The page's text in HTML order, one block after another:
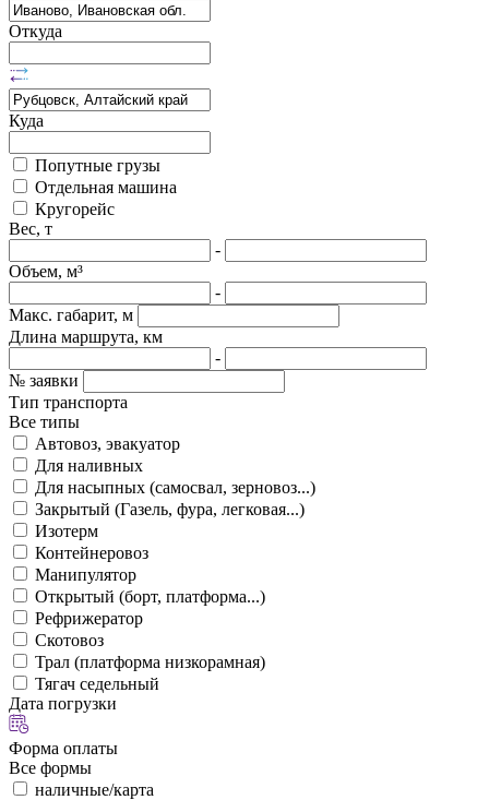
Откуда
Куда
Попутные грузы
Отдельная машина
Кругорейс
Вес, т
-
Объем, м³
-
Макс. габарит, м
Длина маршрута, км
-
№ заявки
Тип транспорта
Все типы
Автовоз, эвакуатор
Для наливных
Для насыпных (самосвал, зерновоз...)
Закрытый (Газель, фура, легковая...)
Изотерм
Контейнеровоз
Манипулятор
Открытый (борт, платформа...)
Рефрижератор
Скотовоз
Трал (платформа низкорамная)
Тягач седельный
Дата погрузки
Форма оплаты
Все формы
наличные/карта